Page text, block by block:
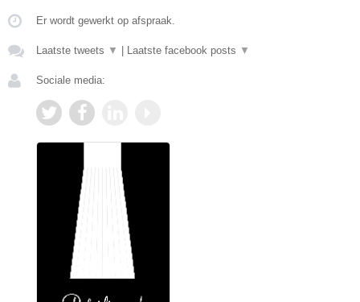
Er wordt gewerkt op afspraak.
Laatste tweets ▼ Laatste facebook posts ▼
Sociale media: